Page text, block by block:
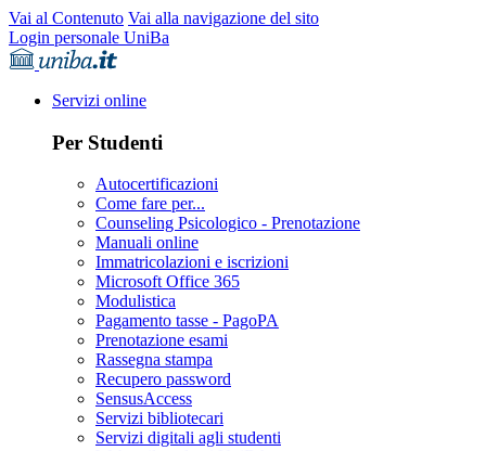
Vai al Contenuto Vai alla navigazione del sito
Login personale UniBa
Servizi online
Per Studenti
Autocertificazioni
Come fare per...
Counseling Psicologico - Prenotazione
Manuali online
Immatricolazioni e iscrizioni
Microsoft Office 365
Modulistica
Pagamento tasse - PagoPA
Prenotazione esami
Rassegna stampa
Recupero password
SensusAccess
Servizi bibliotecari
Servizi digitali agli studenti